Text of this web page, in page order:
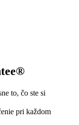
to, čo ste si
pri každom